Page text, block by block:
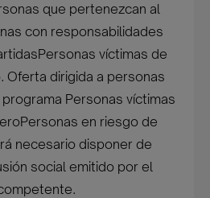
que pertenezcan al
con responsabilidades
víctimas de
Oferta dirigida a personas
Personas víctimas
en riesgo de
necesario disponer de
social emitido por el